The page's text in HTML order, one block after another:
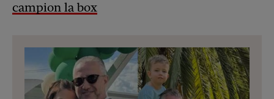
campion la box